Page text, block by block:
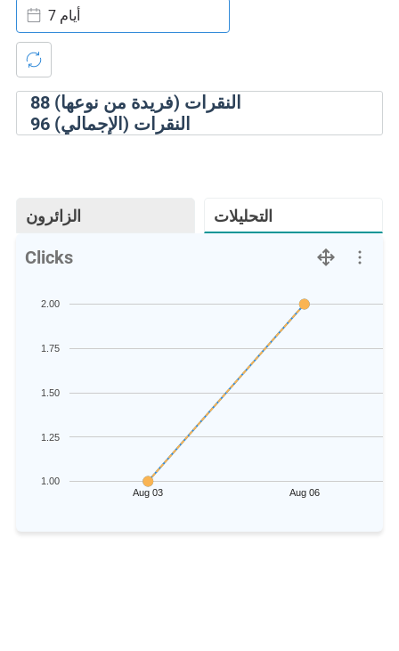
88 النقرات (فريدة من نوعها)
96 النقرات (الإجمالي)
7 أيام
الزائرون التحليلات
Clicks
Aug 03 Aug 06
1.00
1.25
1.50
1.75
2.00